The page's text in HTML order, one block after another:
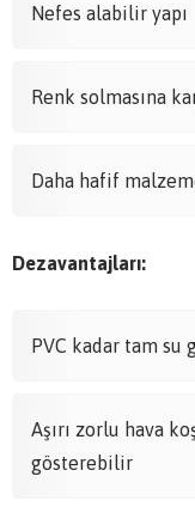
Nefes alabilir yapı
Renk solmasına
Daha hafif
Dezavantajları:
PVC kadar tam
Aşırı zorlu hava
gösterebilir